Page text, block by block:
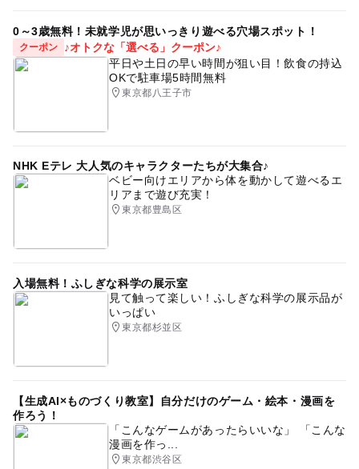
0～3歳無料！未就学児が思いっきり遊べる穴場スポット！
クーポン
♪オトクな「選べる」クーポン♪
平日や土日の早い時間が狙い目！飲食の持込
OKで駐車場5時間無料
東京都八王子市
NHK Eテレ 大人気のキャラクターたちが大集合♪
ベビー向けエリアから体を動かして遊べるエ
リアまで遊び充実！
東京都豊島区
入場無料！ふしぎな科学の展示室
見て触って楽しい！ふしぎな科学の展示品が
いっぱい
東京都杉並区
【生成AI×ものづくり教室】自分だけのゲーム・絵本・漫画を
作ろう！
「こんなゲームがあったらいいな」 「こんな
漫画を作っ...
東京都渋谷区